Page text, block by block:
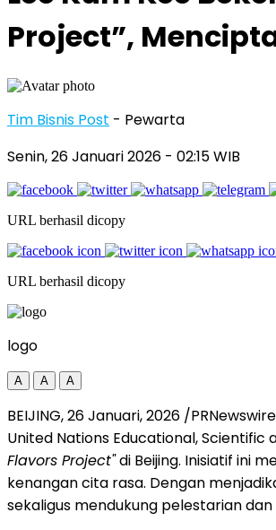
Project”,
Tim Bisnis Post - Pewarta
Senin, 26 Januari 2026 - 02:15 WIB
URL berhasil dicopy
URL berhasil dicopy
logo
A A A
BEIJING,26 Januari, 2026 /
United Nations Educational,
Flavors Project"di Beijing. Inisiatif ini
kenangan cita rasa. Dengan
sekaligus mendukung pelestarian